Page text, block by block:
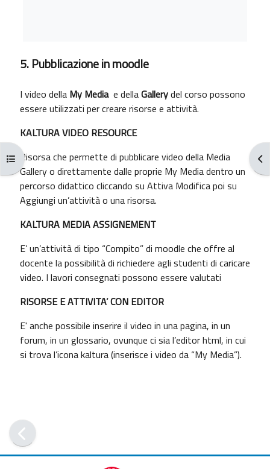
Apri indice del corso
5. Pubblicazione in moodle
I video della My Mediae dellaGallerydel corso possono
essere utilizzati per creare risorse e attività.
KALTURA VIDEO RESOURCE
Risorsa che permette di pubblicare video della Media
Gallery o direttamente dalle proprie My Media dentro un
percorso didattico cliccando su Attiva Modifica poi su
Aggiungi un’attività o una risorsa.
KALTURA MEDIA ASSIGNEMENT
E’ un’attività di tipo “Compito” di moodle che offre al
docente la possibilità di richiedere agli studenti di caricare
video. I lavori consegnati possono essere valutati
RISORSE E ATTIVITA’ CON EDITOR
E' anche possibile inserire il video in una pagina, in un
forum, in un glossario, ovunque ci sia l’editor html, in cui
si trova l’icona kaltura (inserisce i video da “My Media”).